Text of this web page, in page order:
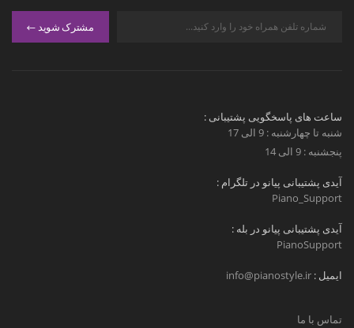
مشترک شوید
ساعت های پاسخگویی پشتیبانی :
شنبه تا چهارشنبه : 9 الی 17
پنجشنبه : 9 الی 14
آیدی پشتیبانی پیانو در تلگرام :
Piano_Support
آیدی پشتیبانی پیانو در بله :
PianoSupport
ایمیل : info@pianostyle.ir
تماس با ما